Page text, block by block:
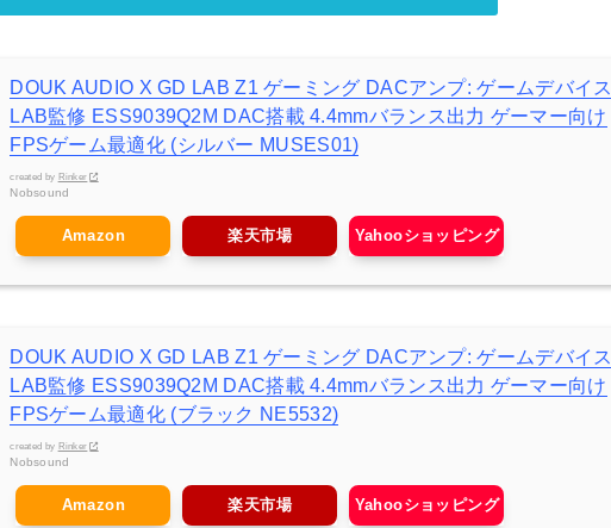
DOUK AUDIO X GD LAB Z1 ゲーミング DACアンプ: ゲームデバイス
LAB監修 ESS9039Q2M DAC搭載 4.4mmバランス出力 ゲーマー向け
FPSゲーム最適化 (シルバー MUSES01)
created by Rinker
Nobsound
Amazon 楽天市場 Yahooショッピング
DOUK AUDIO X GD LAB Z1 ゲーミング DACアンプ: ゲームデバイス
LAB監修 ESS9039Q2M DAC搭載 4.4mmバランス出力 ゲーマー向け
FPSゲーム最適化 (ブラック NE5532)
created by Rinker
Nobsound
Amazon 楽天市場 Yahooショッピング